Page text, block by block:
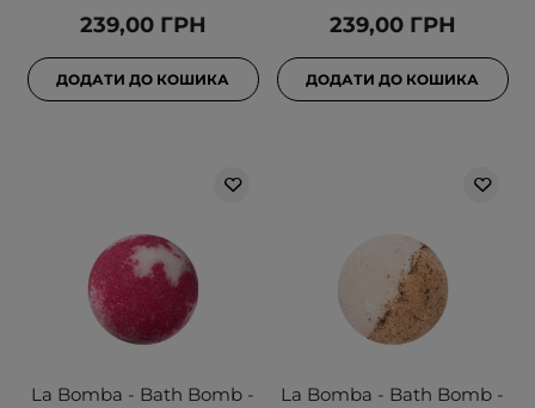
239,00 ГРН
ДОДАТИ ДО КОШИКА
239,00 ГРН
ДОДАТИ ДО КОШИКА
La Bomba - Bath Bomb -
La Bomba - Bath Bomb -